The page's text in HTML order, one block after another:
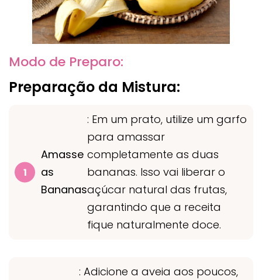
Modo de Preparo:
Preparação da Mistura:
Amasse
as
Bananas
: Em um prato, utilize um garfo
para amassar
completamente as duas
bananas. Isso vai liberar o
açúcar natural das frutas,
garantindo que a receita
fique naturalmente doce.
: Adicione a aveia aos poucos,